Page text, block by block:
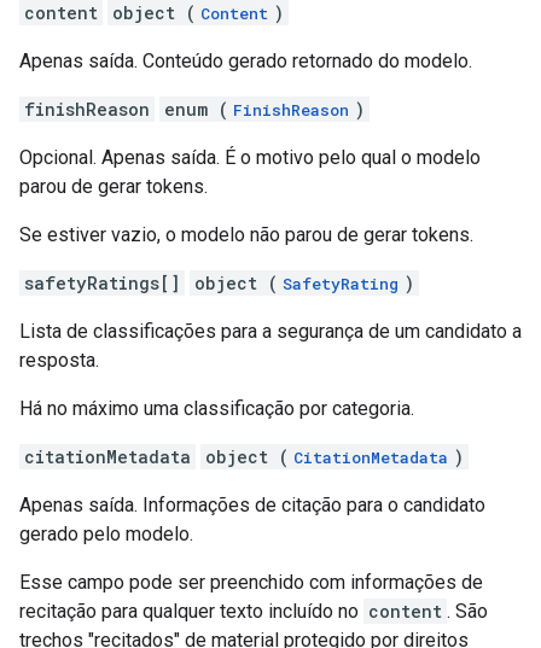
content
object ( Content )
Apenas saída. Conteúdo gerado retornado do modelo.
finishReason enum ( FinishReason )
Opcional. Apenas saída. É o motivo pelo qual o modelo
parou de gerar tokens.
Se estiver vazio, o modelo não parou de gerar tokens.
safetyRatings[] object ( SafetyRating )
Lista de classificações para a segurança de um candidato a
resposta.
Há no máximo uma classificação por categoria.
citationMetadata object ( CitationMetadata )
Apenas saída. Informações de citação para o candidato
gerado pelo modelo.
Esse campo pode ser preenchido com informações de
recitação para qualquer texto incluído no content . São
trechos "recitados" de material protegido por direitos